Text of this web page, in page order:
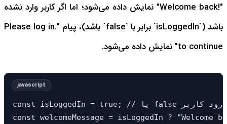
"!Welcome back" نمایش داده می‌شود؛ اما اگر کاربر وارد نشده
باشد (`isLoggedIn` برابر با `false` باشد)، پیام ".Please log in
to continue" نمایش داده می‌شود.
const isLoggedIn = true; // یا false بر اساس وضعیت ورود کاربر
const welcomeMessage = isLoggedIn ?